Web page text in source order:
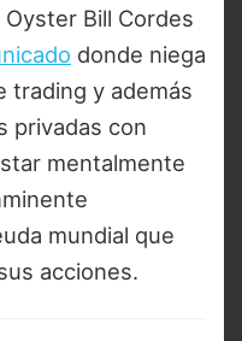
Bill Cordes
donde niega
trading y además
privadas con
mentalmente
mundial que
acciones.